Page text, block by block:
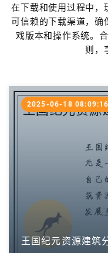
在下载和使用过程中，
可信赖的下载渠道，确
戏版本和操作系统。
则，
王国纪元资源建筑
2025-06-18 08:09:16